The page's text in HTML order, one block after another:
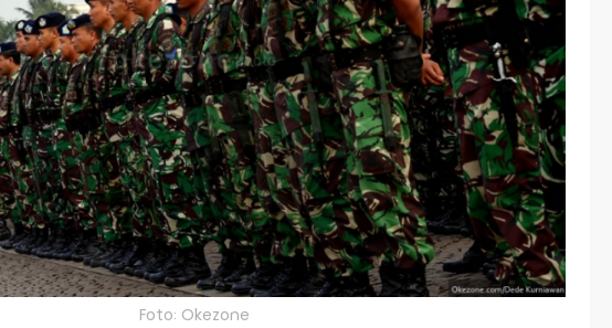
Foto: Okezone